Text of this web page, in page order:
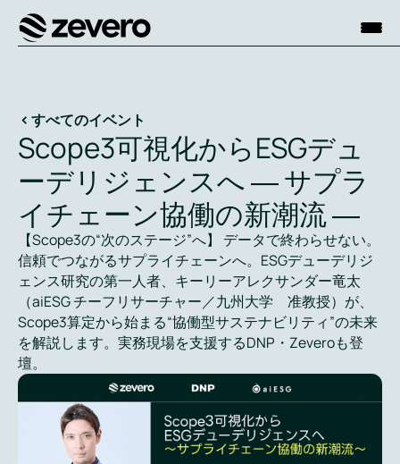
ホーム
すべてのイベント
Scope3可視化からESGデュ
ーデリジェンスへ ― サプラ
イチェーン協働の新潮流 ―
【Scope3の“次のステージ”へ】 データで終わらせない。
信頼でつながるサプライチェーンへ。ESGデューデリジ
ェンス研究の第一人者、キーリーアレクサンダー竜太
（aiESG チーフリサーチャー／九州大学 准教授）が、
Scope3算定から始まる“協働型サステナビリティ”の未来
を解説します。実務現場を支援するDNP・Zeveroも登
壇。